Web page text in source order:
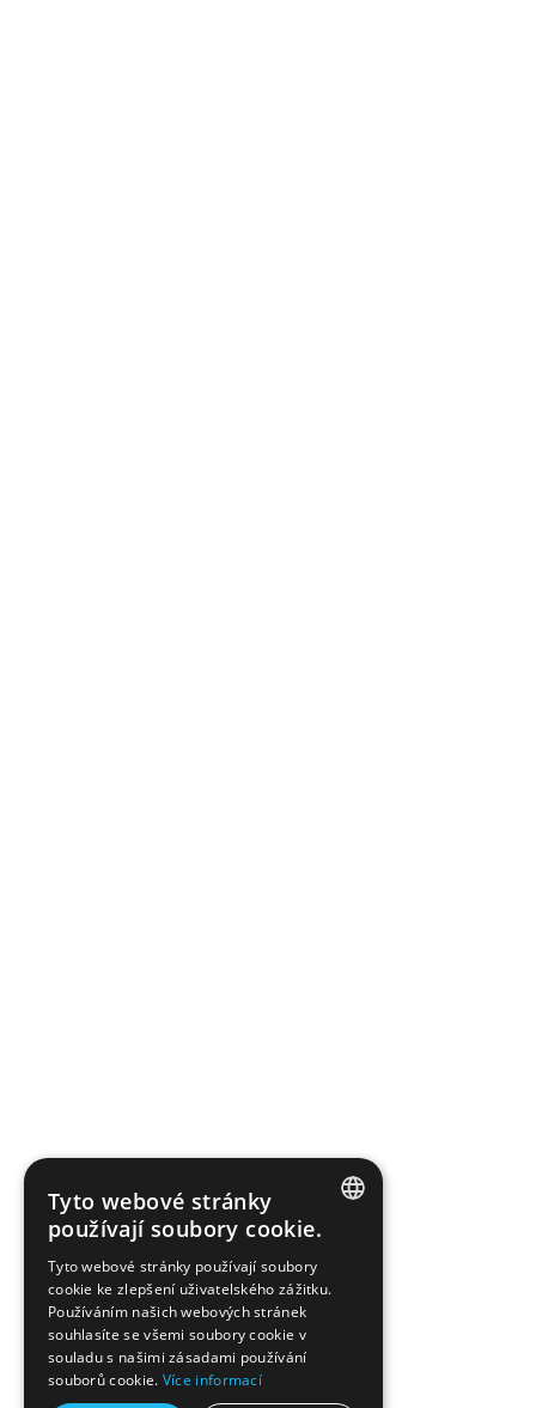
GERMAN
Tyto webové stránky
používají soubory cookie.
Tyto webové stránky používají soubory
cookie ke zlepšení uživatelského zážitku.
Používáním našich webových stránek
souhlasíte se všemi soubory cookie v
souladu s našimi zásadami používání
souborů cookie. Více informací